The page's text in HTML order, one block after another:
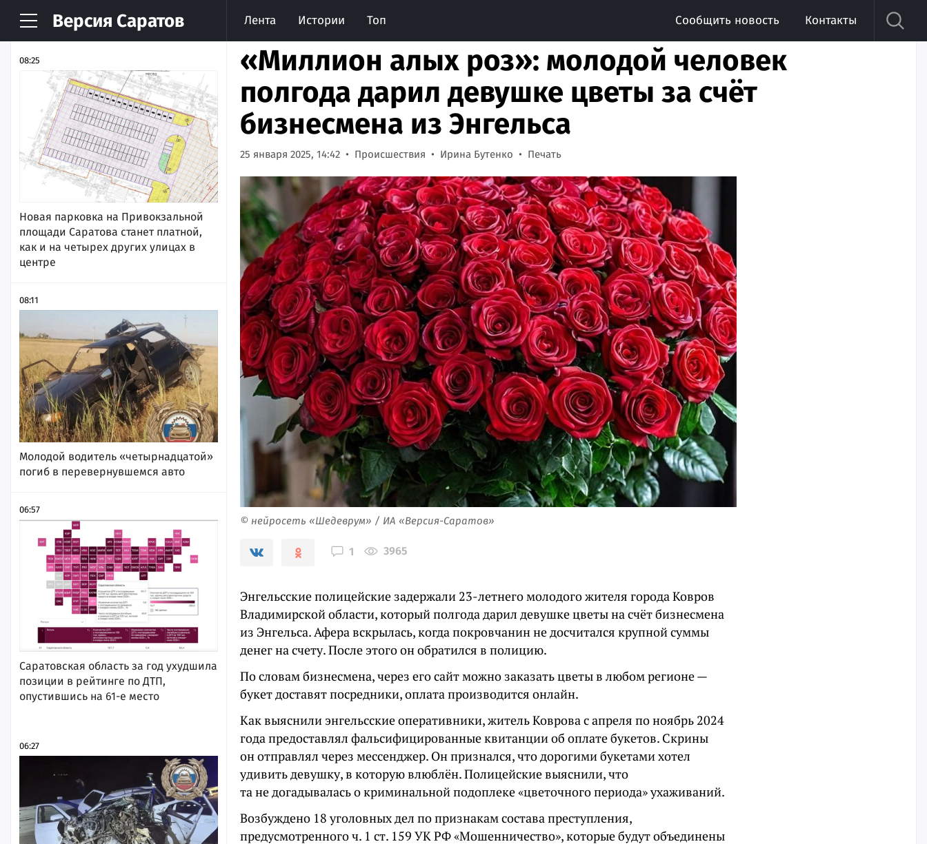
Версия Саратов Лента Истории Топ Сообщить новость Контакты
НОВОСТИ АРХИВ
08:25
Новая парковка на Привокзальной
площади Саратова станет платной,
как и на четырех других улицах в
центре
08:11
Молодой водитель «четырнадцатой»
погиб в перевернувшемся авто
06:57
Саратовская область за год ухудшила
позиции в рейтинге по ДТП,
опустившись на 61-е место
06:27
«Миллион алых роз»: молодой человек
полгода дарил девушке цветы за счёт
бизнесмена из Энгельса
25 января 2025, 14:42 Происшествия Ирина Бутенко Печать
© нейросеть «Шедеврум» / ИА «Версия-Саратов»
1 3965
Энгельсские полицейские задержали 23-летнего молодого жителя города Ковров
Владимирской области, который полгода дарил девушке цветы на счёт бизнесмена
из Энгельса. Афера вскрылась, когда покровчанин не досчитался крупной суммы
денег на счету. После этого он обратился в полицию.
По словам бизнесмена, через его сайт можно заказать цветы в любом регионе —
букет доставят посредники, оплата производится онлайн.
Как выяснили энгельсские оперативники, житель Коврова с апреля по ноябрь 2024
года предоставлял фальсифицированные квитанции об оплате букетов. Скрины
он отправлял через мессенджер. Он признался, что дорогими букетами хотел
удивить девушку, в которую влюблён. Полицейские выяснили, что
та не догадывалась о криминальной подоплеке «цветочного периода» ухаживаний.
Возбуждено 18 уголовных дел по признакам состава преступления,
предусмотренного ч. 1 ст. 159 УК РФ «Мошенничество», которые будут объединены